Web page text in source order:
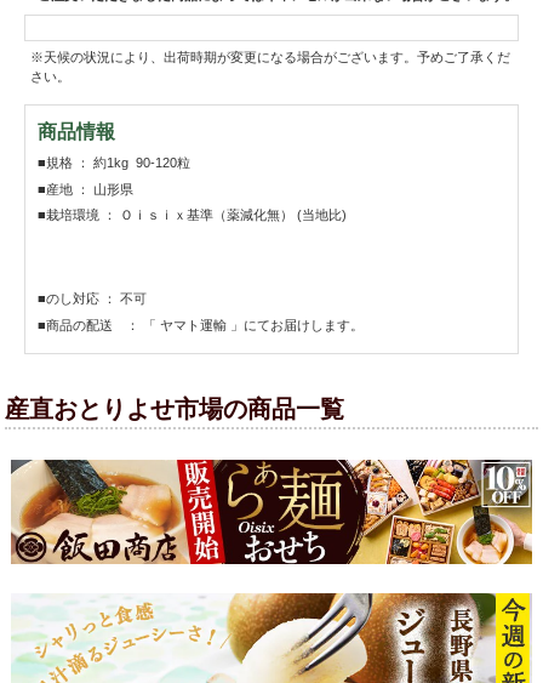
※天候の状況により、出荷時期が変更になる場合がございます。予めご了承くだ
さい。
商品情報
■規格 ： 約1kg 90-120粒
■産地 ： 山形県
■栽培環境 ： Ｏｉｓｉｘ基準（薬減化無） (当地比)
■のし対応 ： 不可
■商品の配送 ： 「 ヤマト運輸 」にてお届けします。
産直おとりよせ市場の商品一覧